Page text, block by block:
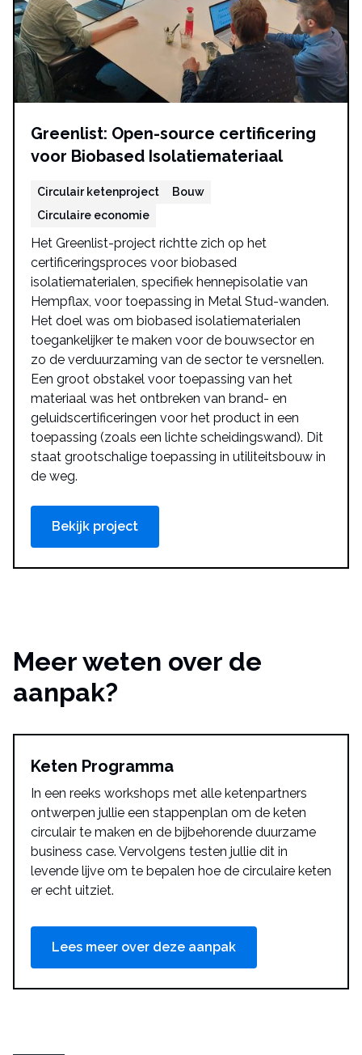
Greenlist: Open-source certificering
voor Biobased Isolatiemateriaal
Circulair ketenproject
Bouw
Circulaire economie
Het Greenlist-project richtte zich op het
certificeringsproces voor biobased
isolatiematerialen, specifiek hennepisolatie van
Hempflax, voor toepassing in Metal Stud-wanden.
Het doel was om biobased isolatiematerialen
toegankelijker te maken voor de bouwsector en
zo de verduurzaming van de sector te versnellen.
Een groot obstakel voor toepassing van het
materiaal was het ontbreken van brand- en
geluidscertificeringen voor het product in een
toepassing (zoals een lichte scheidingswand). Dit
staat grootschalige toepassing in utiliteitsbouw in
de weg.
Bekijk project
Meer weten over de
aanpak?
Keten Programma
In een reeks workshops met alle ketenpartners
ontwerpen jullie een stappenplan om de keten
circulair te maken en de bijbehorende duurzame
business case. Vervolgens testen jullie dit in
levende lijve om te bepalen hoe de circulaire keten
er echt uitziet.
Lees meer over deze aanpak